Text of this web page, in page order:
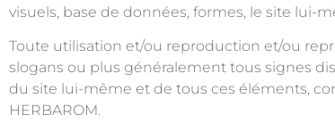
visuels, base de données, formes, le site
Toute utilisation et/ou reproduction et/ou
slogans ou plus généralement tous signes
du site lui-même et de tous ces éléments,
HERBAROM.